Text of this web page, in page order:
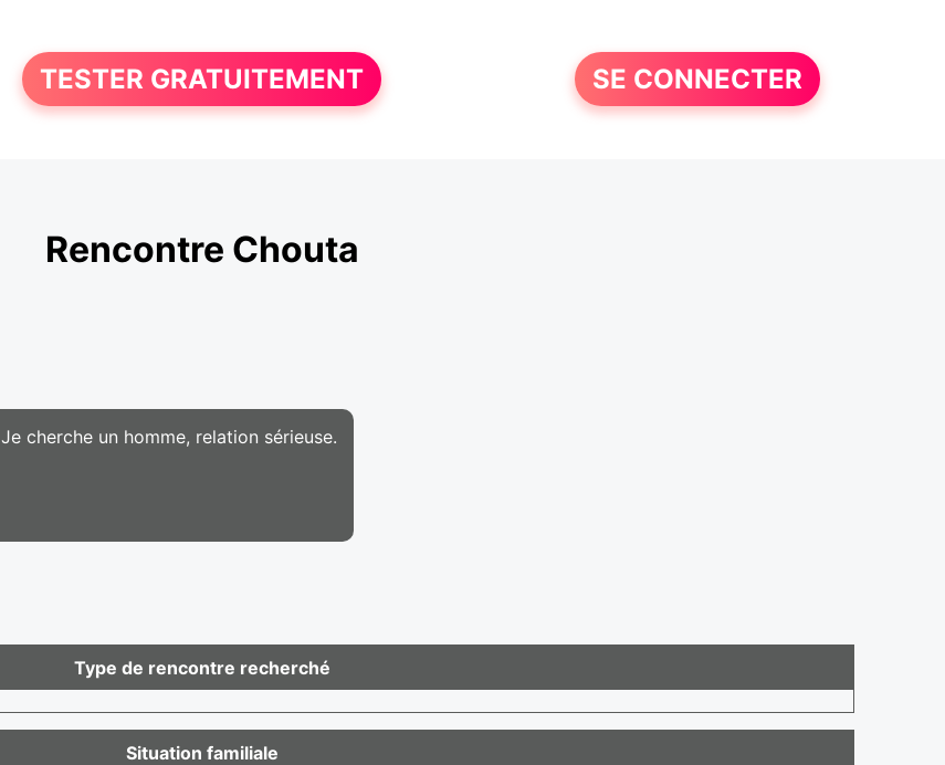
TESTER GRATUITEMENT SE CONNECTER
Rencontre Chouta
Je cherche un homme, relation sérieuse.
Type de rencontre recherché
Situation familiale